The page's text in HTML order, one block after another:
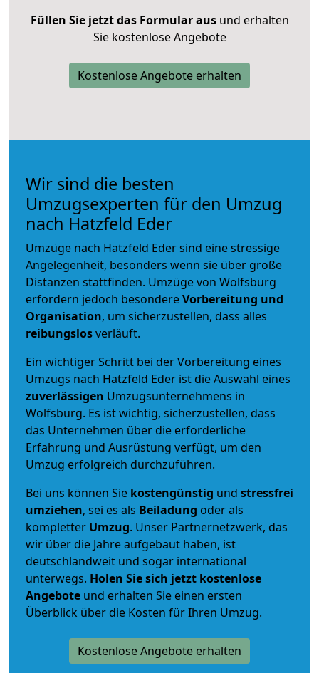
Füllen Sie jetzt das Formular ausund erhalten
Sie kostenlose Angebote
Kostenlose Angebote erhalten
Wir sind die besten
Umzugsexperten für den Umzug
nach Hatzfeld Eder
Umzüge nach Hatzfeld Eder sind eine stressige
Angelegenheit, besonders wenn sie über große
Distanzen stattfinden. Umzüge von Wolfsburg
erfordern jedoch besondereVorbereitung und
Organisation, um sicherzustellen, dass alles
reibungslosverläuft.
Ein wichtiger Schritt bei der Vorbereitung eines
Umzugs nach Hatzfeld Eder ist die Auswahl eines
zuverlässigen Umzugsunternehmens in
Wolfsburg. Es ist wichtig, sicherzustellen, dass
das Unternehmen über die erforderliche
Erfahrung und Ausrüstung verfügt, um den
Umzug erfolgreich durchzuführen.
Bei uns können Sie kostengünstig und stressfrei
umziehen, sei es als Beiladung oder als
kompletter Umzug. Unser Partnernetzwerk, das
wir über die Jahre aufgebaut haben, ist
deutschlandweit und sogar international
unterwegs. Holen Sie sich jetzt kostenlose
Angebote und erhalten Sie einen ersten
Überblick über die Kosten für Ihren Umzug.
Kostenlose Angebote erhalten